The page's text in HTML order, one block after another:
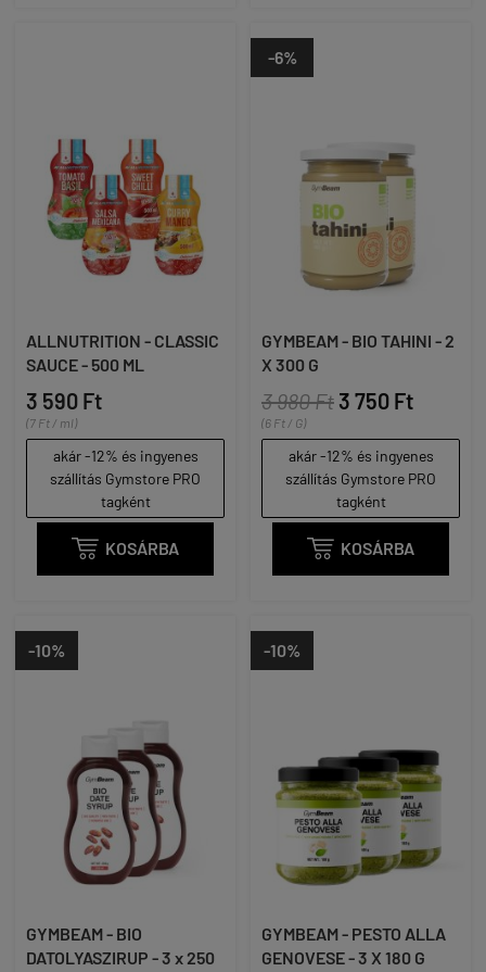
ALLNUTRITION - CLASSIC
SAUCE - 500 ML
3 590 Ft
(7 Ft / ml)
akár -12% és ingyenes
szállítás Gymstore PRO
tagként
 KOSÁRBA
-6%
GYMBEAM - BIO TAHINI - 2
X 300 G
3 980 Ft 3 750 Ft
(6 Ft / G)
akár -12% és ingyenes
szállítás Gymstore PRO
tagként
 KOSÁRBA
-10%
GYMBEAM - BIO
DATOLYASZIRUP - 3 x 250
-10%
GYMBEAM - PESTO ALLA
GENOVESE - 3 X 180 G